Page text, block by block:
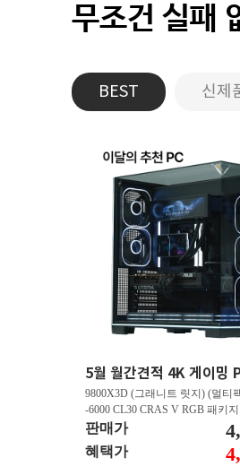
무조건 실패
BEST 신제
9800X3D (그래니트 릿지) (멀티
-6000 CL30 CRAS V RGB 패키
Gx2)) / B850M AORUS ELITE
트 / 지포스 RTX 5070 Ti
피씨디렉트 / EXCERIA 히트싱
판매가
혜택가